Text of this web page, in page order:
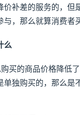
补差的服务的，但
，那么就算消费者
么
买的商品价格降低
独购买的，那么是